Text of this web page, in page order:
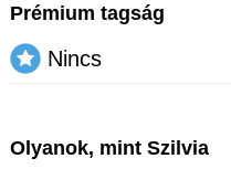
Prémium tagság
Nincs
Olyanok, mint Szilvia